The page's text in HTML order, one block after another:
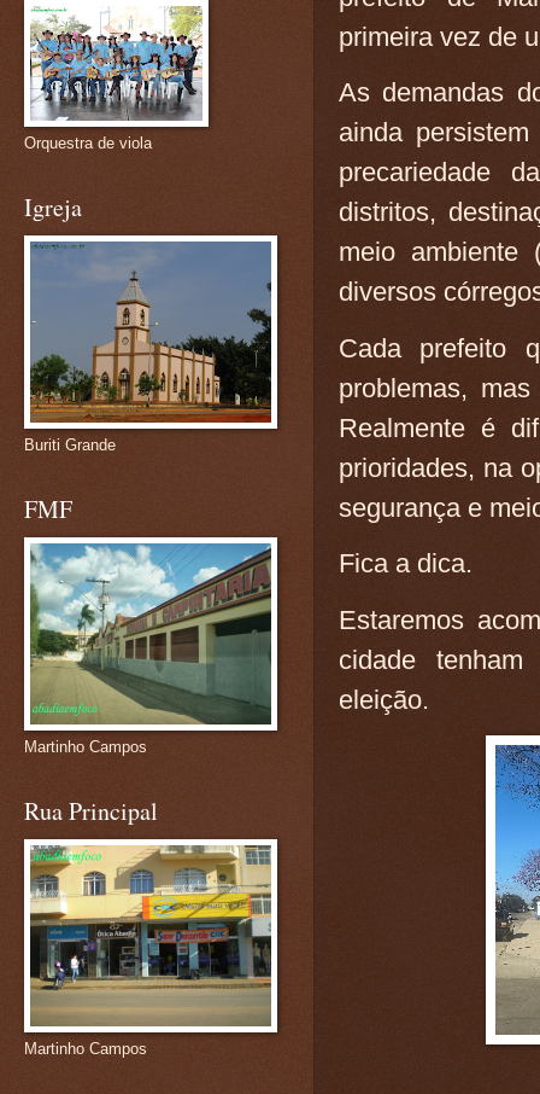
primeira vez de
As demandas
ainda
precariedade
distritos,
meio
diversos
Cada prefeito
problemas,
Realmente é
prioridades, na
segurança e
Fica a dica.
Estaremos
cidade
eleição.
Orquestra de viola
Igreja
Buriti Grande
FMF
Martinho Campos
Rua Principal
Martinho Campos